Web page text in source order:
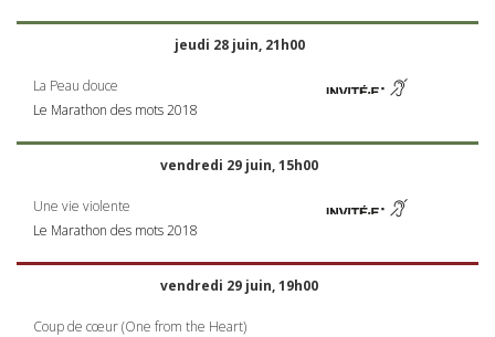
jeudi 28 juin, 21h00
La Peau douce
Le Marathon des mots 2018
vendredi 29 juin, 15h00
Une vie violente
Le Marathon des mots 2018
vendredi 29 juin, 19h00
Coup de cœur (One from the Heart)